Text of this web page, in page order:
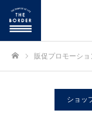
販促プロモーショ
ショッ